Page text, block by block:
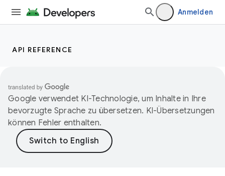
Anmelden
API REFERENCE
Google verwendet KI-Technologie, um Inhalte in Ihre
bevorzugte Sprache zu übersetzen. KI-Übersetzungen
können Fehler enthalten.